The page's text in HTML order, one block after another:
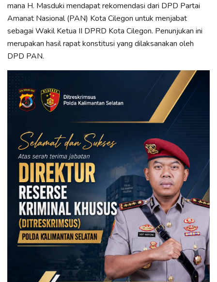
mana H. Masduki mendapat rekomendasi dari DPD Partai
Amanat Nasional (PAN) Kota Cilegon untuk menjabat
sebagai Wakil Ketua II DPRD Kota Cilegon. Penunjukan ini
merupakan hasil rapat konstitusi yang dilaksanakan oleh
DPD PAN.